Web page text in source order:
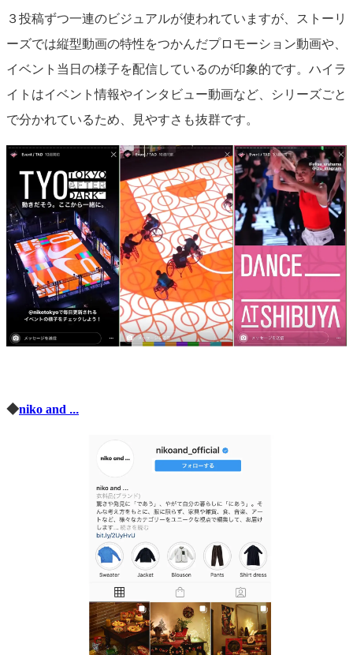
３投稿ずつ一連のビジュアルが使われていますが、ストーリ
ーズでは縦型動画の特性をつかんだプロモーション動画や、
イベント当日の様子を配信しているのが印象的です。ハイラ
イトはイベント情報やインタビュー動画など、シリーズごと
で分かれているため、見やすさも抜群です。
◆niko and ...